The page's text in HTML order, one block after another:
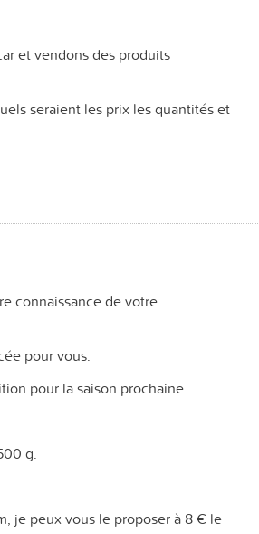
et vendons des produits
seraient les prix les quantités et
connaissance de votre
pour vous.
pour la saison prochaine.
g.
je peux vous le proposer à 8 € le